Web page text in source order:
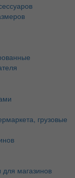
грузовые
магазинов